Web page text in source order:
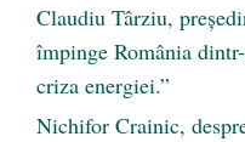
Claudiu Târziu,
împinge România
criza energiei.”
Nichifor Crainic,